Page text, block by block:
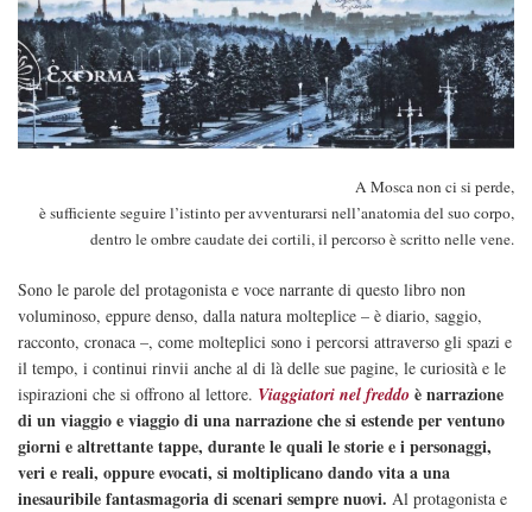
A Mosca non ci si perde,
è sufficiente seguire l’istinto per avventurarsi nell’anatomia del suo corpo,
dentro le ombre caudate dei cortili, il percorso è scritto nelle vene.
Sono le parole del protagonista e voce narrante di questo libro non
voluminoso, eppure denso, dalla natura molteplice – è diario, saggio,
racconto, cronaca –, come molteplici sono i percorsi attraverso gli spazi e
il tempo, i continui rinvii anche al di là delle sue pagine, le curiosità e le
ispirazioni che si offrono al lettore. Viaggiatori nel freddo è narrazione
di un viaggio e viaggio di una narrazione che si estende per ventuno
giorni e altrettante tappe, durante le quali le storie e i personaggi,
veri e reali, oppure evocati, si moltiplicano dando vita a una
inesauribile fantasmagoria di scenari sempre nuovi. Al protagonista e